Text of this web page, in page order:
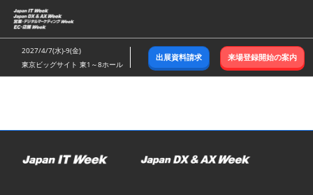
ス
キ
ッ
し
む
2027/4/7(水)-9(金)
東京ビッグサイト 東1～8ホール
出展資料請求 来場登録開始の案内